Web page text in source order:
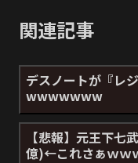
関連記事
デスノートが『レ
wwwwwww
【悲報】元王下七
億)←これさぁｗｗ